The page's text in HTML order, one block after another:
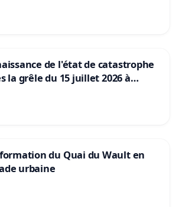
de l'état de catastrophe
la grêle du 15 juillet 2026 à
alentours
du Quai du Wault en
urbaine